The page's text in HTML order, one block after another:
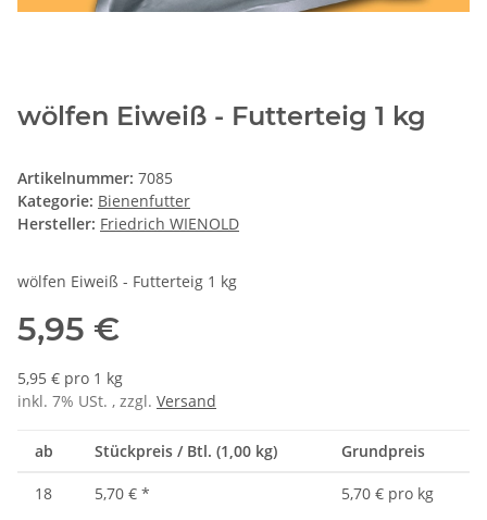
wölfen Eiweiß - Futterteig 1 kg
Artikelnummer: 7085
Kategorie: Bienenfutter
Hersteller: Friedrich WIENOLD
wölfen Eiweiß - Futterteig 1 kg
5,95 €
5,95 € pro 1 kg
inkl. 7% USt. , zzgl. Versand
ab Stückpreis / Btl. (1,00 kg) Grundpreis
18 5,70 € * 5,70 € pro kg